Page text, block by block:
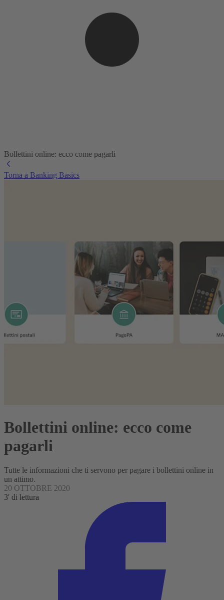
Bollettini online: ecco come pagarli
Torna a Banking Basics
Bollettini online: ecco come
pagarli
Tutte le informazioni che ti servono per pagare i bollettini online in
un attimo.
20 OTTOBRE 2020
3' di lettura